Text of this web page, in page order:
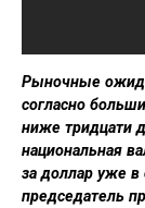
Рыночные
согласно
ниже тридцати
национальная
за доллар уже
председатель